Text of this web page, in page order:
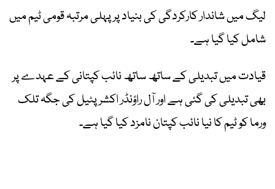
لیگ میں شاندار کارکردگی کی بنیاد پر پہلی مرتبہ قومی ٹیم میں
شامل کیا گیا ہے۔
قیادت میں تبدیلی کے ساتھ ساتھ نائب کپتانی کے عہدے پر
بھی تبدیلی کی گئی ہے اور آل راؤنڈر اکشر پٹیل کی جگہ تلک
ورما کو ٹیم کا نیا نائب کپتان نامزد کیا گیا ہے۔